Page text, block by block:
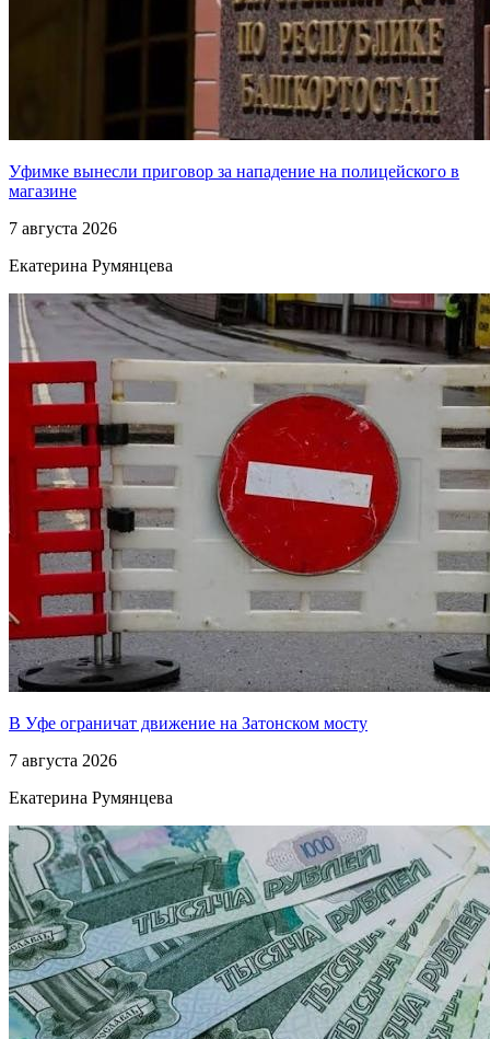
Уфимке вынесли приговор за нападение на полицейского в
магазине
7 августа 2026
Екатерина Румянцева
В Уфе ограничат движение на Затонском мосту
7 августа 2026
Екатерина Румянцева